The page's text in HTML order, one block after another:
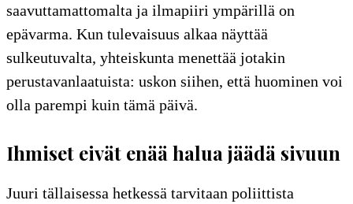
saavuttamattomalta ja ilmapiiri ympärillä on
epävarma. Kun tulevaisuus alkaa näyttää
sulkeutuvalta, yhteiskunta menettää jotakin
perustavanlaatuista: uskon siihen, että huominen voi
olla parempi kuin tämä päivä.
Ihmiset eivät enää halua jäädä sivuun
Juuri tällaisessa hetkessä tarvitaan poliittista